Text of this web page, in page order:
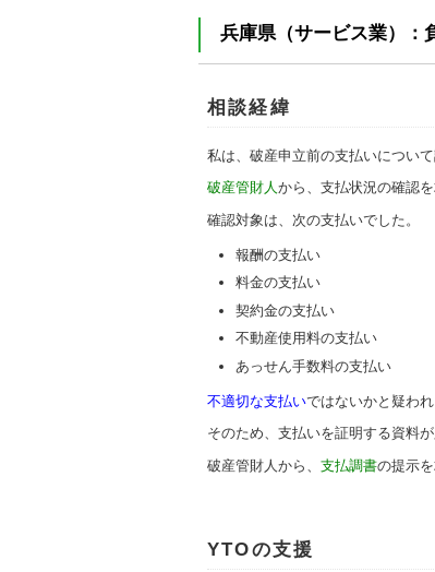
兵庫県（サービス業）：
相談経緯
私は、破産申立前の支払いについて
破産管財人から、支払状況の確認を
確認対象は、次の支払いでした。
報酬の支払い
料金の支払い
契約金の支払い
不動産使用料の支払い
あっせん手数料の支払い
不適切な支払いではないかと疑われ
そのため、支払いを証明する資料が
破産管財人から、 支払調書の提示を
YTOの支援